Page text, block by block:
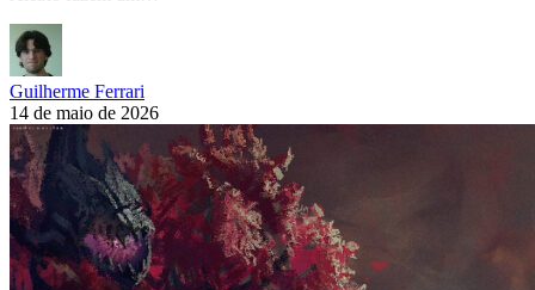
Guilherme Ferrari
14 de maio de 2026